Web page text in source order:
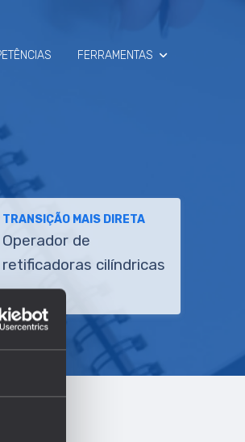
FERRAMENTAS
TRANSIÇÃO MAIS DIRETA
Operador de
retificadoras cilíndricas